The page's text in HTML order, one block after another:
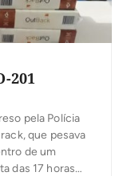
201
pela Polícia
que pesava
de um
das 17 horas